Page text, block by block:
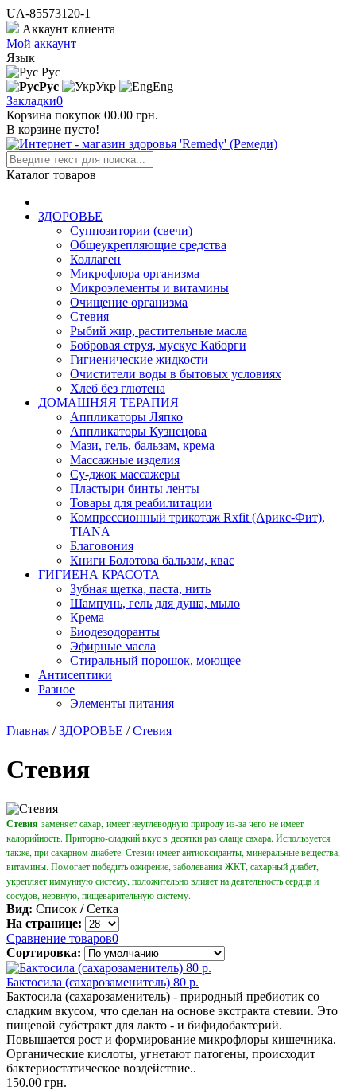
UA-85573120-1
Аккаунт клиента
Мой аккаунт
Язык
Рус
Рус
Укр
Eng
Закладки0
Корзина покупок 00.00 грн.
В корзине пусто!
Каталог товаров
ЗДОРОВЬЕ
Суппозитории (свечи)
Общеукрепляющие средства
Коллаген
Микрофлора организма
Микроэлементы и витамины
Очищение организма
Стевия
Рыбий жир, растительные масла
Бобровая струя, мускус Каборги
Гигиенические жидкости
Очистители воды в бытовых условиях
Хлеб без глютена
ДОМАШНЯЯ ТЕРАПИЯ
Аппликаторы Ляпко
Аппликаторы Кузнецова
Мази, гель, бальзам, крема
Массажные изделия
Су-джок массажеры
Пластыри бинты ленты
Товары для реабилитации
Компрессионный трикотаж Rxfit (Арикс-Фит),
TIANA
Благовония
Книги Болотова бальзам, квас
ГИГИЕНА КРАСОТА
Зубная щетка, паста, нить
Шампунь, гель для душа, мыло
Крема
Биодезодоранты
Эфирные масла
Стиральный порошок, моющее
Антисептики
Разное
Элементы питания
Главная /ЗДОРОВЬЕ /Стевия
Стевия
Стевия заменяет сахар, имеет неуглеводную природу из-за чего не имеет
калорийность. Приторно-сладкий вкус в десятки раз слаще сахара. Используется
также, при сахарном диабете. Стевии имеет антиоксиданты, минеральные вещества,
витамины. Помогает победить ожирение, заболевания ЖКТ, сахарный диабет,
укрепляет иммунную систему, положительно влияет на деятельность сердца и
сосудов, нервную, пищеварительную систему.
Вид: Список / Сетка
На странице:
Сравнение товаров0
Сортировка:
Бактосила (сахарозаменитель) 80 р.
Бактосила (сахарозаменитель) - природный пребиотик со
сладким вкусом, что сделан на основе экстракта стевии. Это
пищевой субстракт для лакто - и бифидобактерий.
Повышается рост и формирование микрофлоры кишечника.
Органические кислоты, угнетают патогены, происходит
бактериостатическое воздействие..
150.00 грн.